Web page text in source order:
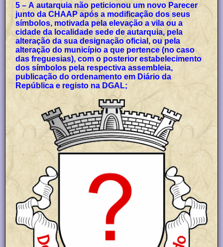
5 – A autarquia não peticionou um novo Parecer
junto da CHAAP após a modificação dos seus
símbolos, motivada pela elevação a vila ou a
cidade da localidade sede de autarquia, pela
alteração da sua designação oficial, ou pela
alteração do município a que pertence (no caso
das freguesias), com o posterior estabelecimento
dos símbolos pela respectiva assembleia,
publicação do ordenamento em Diário da
República e registo na DGAL;